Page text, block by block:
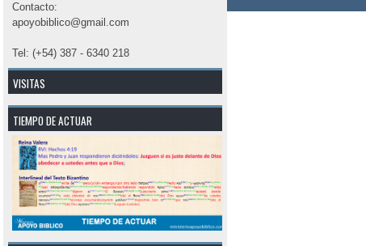
Contacto:
apoyobiblico@gmail.com
Tel: (+54) 387 - 6340 218
VISITAS
TIEMPO DE ACTUAR